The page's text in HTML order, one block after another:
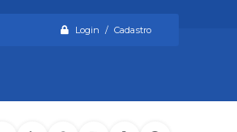
Login / Cadastro